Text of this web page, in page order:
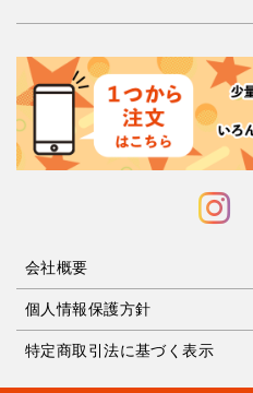
会社概要
個人情報保護方針
特定商取引法に基づく表示